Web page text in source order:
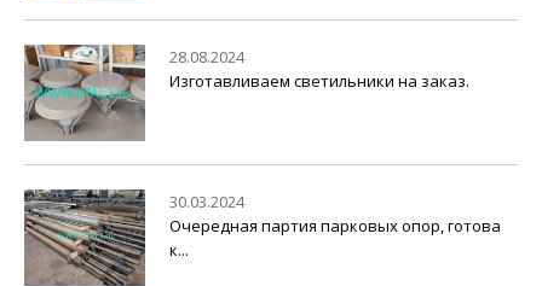
28.08.2024
Изготавливаем светильники на заказ.
30.03.2024
Очередная партия парковых опор, готова
к...